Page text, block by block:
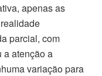
apenas as
parcial, com
a atenção a
variação para